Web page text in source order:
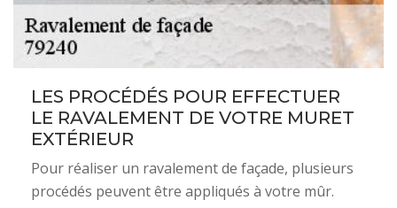
LES PROCÉDÉS POUR EFFECTUER
LE RAVALEMENT DE VOTRE MURET
EXTÉRIEUR
Pour réaliser un ravalement de façade, plusieurs
procédés peuvent être appliqués à votre mûr.